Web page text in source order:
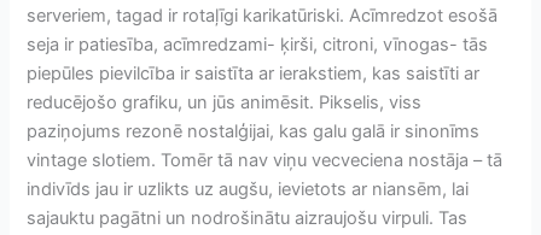
serveriem, tagad ir rotaļīgi karikatūriski. Acīmredzot esošā
seja ir patiesība, acīmredzami- ķirši, citroni, vīnogas- tās
piepūles pievilcība ir saistīta ar ierakstiem, kas saistīti ar
reducējošo grafiku, un jūs animēsit. Pikselis, viss
paziņojums rezonē nostalģijai, kas galu galā ir sinonīms
vintage slotiem. Tomēr tā nav viņu vecveciena nostāja – tā
indivīds jau ir uzlikts uz augšu, ievietots ar niansēm, lai
sajauktu pagātni un nodrošinātu aizraujošu virpuli. Tas